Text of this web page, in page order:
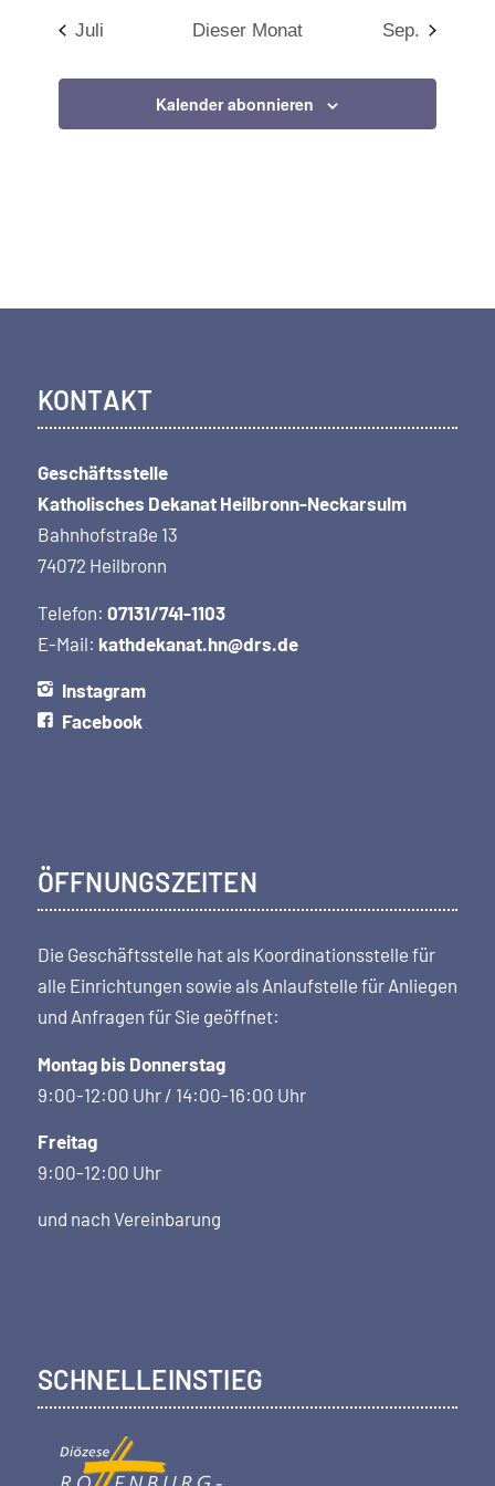
Juli Dieser Monat Sep.
Kalender abonnieren
KONTAKT
Geschäftsstelle
Katholisches Dekanat Heilbronn-Neckarsulm
Bahnhofstraße 13
74072 Heilbronn
Telefon: 07131/741-1103
E-Mail: kathdekanat.hn@drs.de
Instagram
Facebook
ÖFFNUNGSZEITEN
Die Geschäftsstelle hat als Koordi­nations­stelle für
alle Einrichtungen sowie als Anlaufstelle für Anliegen
und Anfragen für Sie geöffnet:
Montag bis Donnerstag
9:00-12:00 Uhr / 14:00-16:00 Uhr
Freitag
9:00-12:00 Uhr
und nach Vereinbarung
SCHNELLEINSTIEG